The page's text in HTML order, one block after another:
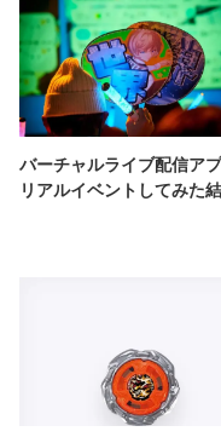
バーチャルライブ配信ア
リアルイベントしてみた